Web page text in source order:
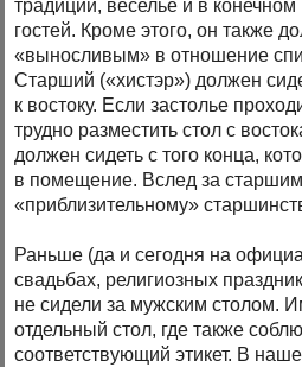
традиций, веселье и в конечном
гостей. Кроме этого, он также
«выносливым» в отношение
Старший («хистэр») должен
к востоку. Если застолье
трудно разместить стол с
должен сидеть с того конца,
в помещение. Вслед за
«приблизительному»
Раньше (да и сегодня на
свадьбах, религиозных
не сидели за мужским столом.
отдельный стол, где также
соответствующий этикет. В